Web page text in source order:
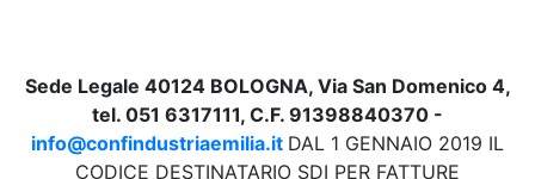
Sede Legale 40124 BOLOGNA, Via San Domenico 4,
tel. 051 6317111, C.F. 91398840370 -
info@confindustriaemilia.it DAL 1 GENNAIO 2019 IL
CODICE DESTINATARIO SDI PER FATTURE